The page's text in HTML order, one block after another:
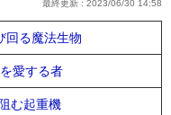
最終更新 : 2023/06/30 14:58
回る魔法生物
愛する者
む起重機